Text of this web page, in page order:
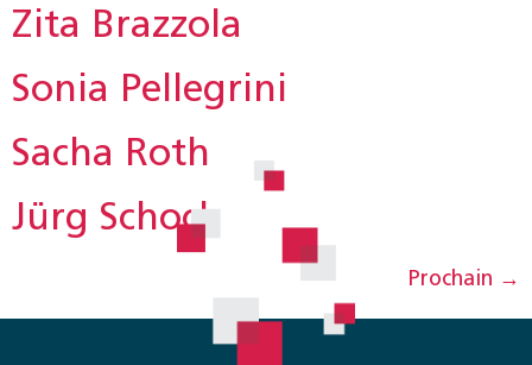
Zita Brazzola
Sonia Pellegrini
Sacha Roth
Jürg Schoch
Prochain →